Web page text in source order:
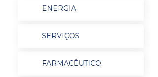
ENERGIA
SERVIÇOS
FARMACÊUTICO